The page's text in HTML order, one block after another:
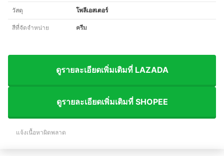
วัสดุ โพลีเอสเตอร์
สีที่จัดจำหน่าย ครีม
ดูรายละเอียดเพิ่มเติมที่ LAZADA
ดูรายละเอียดเพิ่มเติมที่ SHOPEE
แจ้งเนื้อหาผิดพลาด